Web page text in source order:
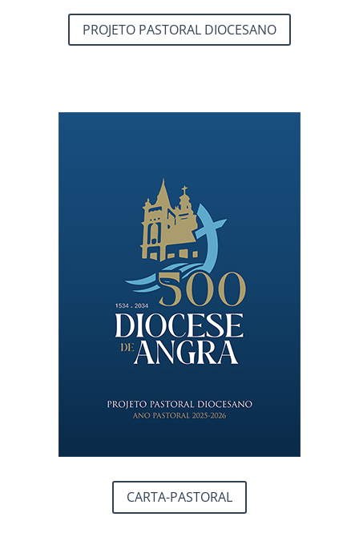
PROJETO PASTORAL DIOCESANO
CARTA-PASTORAL